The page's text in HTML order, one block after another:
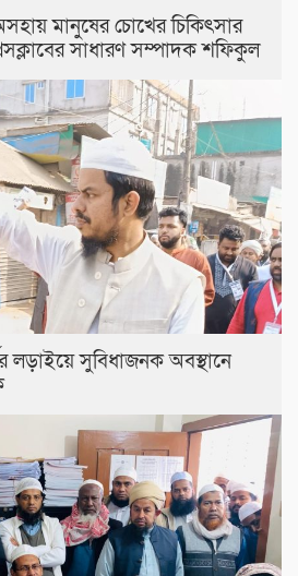
মানুষের চোখের চিকিৎসার
সাধারণ সম্পাদক শফিকুল
লড়াইয়ে সুবিধাজনক অবস্থানে